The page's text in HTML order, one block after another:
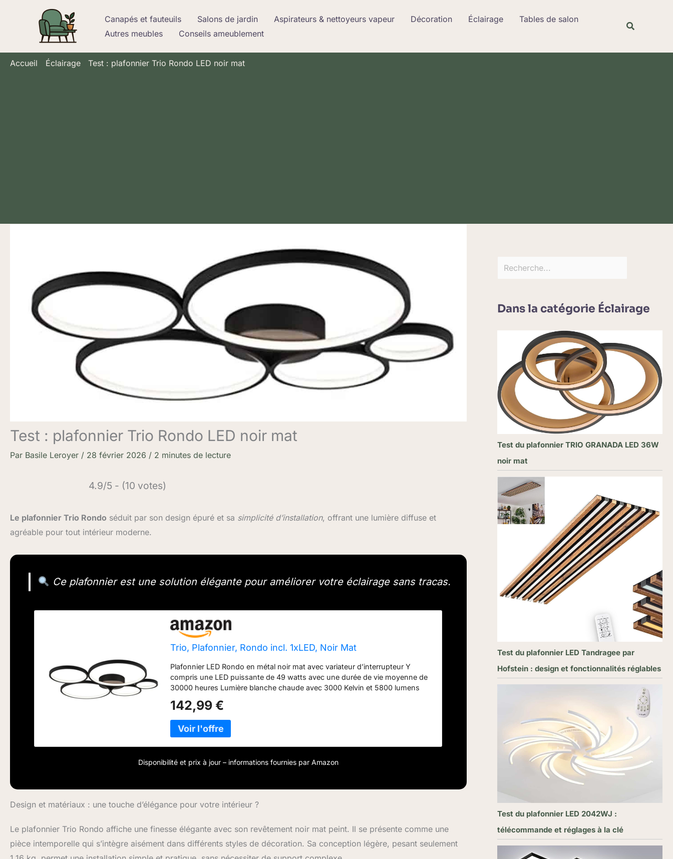
Canapés et fauteuils Salons de jardin Aspirateurs & nettoyeurs vapeur Décoration Éclairage
Tables de salon
Autres meubles
Conseils ameublement
Accueil Éclairage Test : plafonnier Trio Rondo LED noir mat
Test : plafonnier Trio Rondo LED noir mat
Par Basile Leroyer / 28 février 2026 / 2 minutes de lecture
4.9/5 - (10 votes)
Le plafonnier Trio Rondo séduit par son design épuré et sa simplicité d’installation, offrant une lumière diffuse et
agréable pour tout intérieur moderne.
Ce plafonnier est une solution élégante pour améliorer votre éclairage sans tracas.
Trio, Plafonnier, Rondo incl. 1xLED, Noir Mat
Plafonnier LED Rondo en métal noir mat avec variateur d’interrupteur Y
compris une LED puissante de 49 watts avec une durée de vie moyenne de
30000 heures Lumière blanche chaude avec 3000 Kelvin et 5800 lumens
commutée à trois niveaux de luminosité différents et éteinte via l’interrupteur
mural conventionnel. Aucun variateur externe n’est nécessaire Ce produit
est un produit environnant. Les produits environnants sont des luminaires
qui peuvent être démontés pour une inspection séparée de la ou des
de classe d’efficacité énergétique F
142,99 €
Disponibilité et prix à jour – informations fournies par Amazon
Design et matériaux : une touche d’élégance pour votre intérieur ?
Le plafonnier Trio Rondo affiche une finesse élégante avec son revêtement noir mat peint. Il se présente comme une
pièce intemporelle qui s’intègre aisément dans différents styles de décoration. Sa conception légère, pesant seulement
Dans la catégorie Éclairage
Test du plafonnier TRIO GRANADA LED 36W
noir mat
Test du plafonnier LED Tandragee par
Hofstein : design et fonctionnalités réglables
Test du plafonnier LED 2042WJ :
télécommande et réglages à la clé